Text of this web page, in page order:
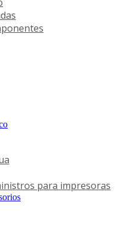
para impresoras